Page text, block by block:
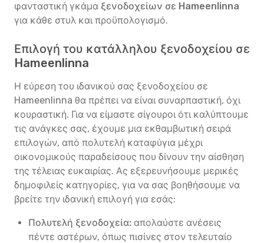
φανταστική γκάμα ξενοδοχείων σε Hameenlinna
για κάθε στυλ και προϋπολογισμό.
Επιλογή του κατάλληλου ξενοδοχείου σε
Hameenlinna
Η εύρεση του ιδανικού σας ξενοδοχείου σε
Hameenlinna θα πρέπει να είναι συναρπαστική, όχι
κουραστική. Για να είμαστε σίγουροι ότι καλύπτουμε
τις ανάγκες σας, έχουμε μια εκθαμβωτική σειρά
επιλογών, από πολυτελή καταφύγια μέχρι
οικονομικούς παραδείσους που δίνουν την αίσθηση
της τέλειας ευκαιρίας. Ας εξερευνήσουμε μερικές
δημοφιλείς κατηγορίες, για να σας βοηθήσουμε να
βρείτε την ιδανική επιλογή για εσάς:
Πολυτελή ξενοδοχεία: απολαύστε ανέσεις
πέντε αστέρων, όπως πισίνες στον τελευταίο